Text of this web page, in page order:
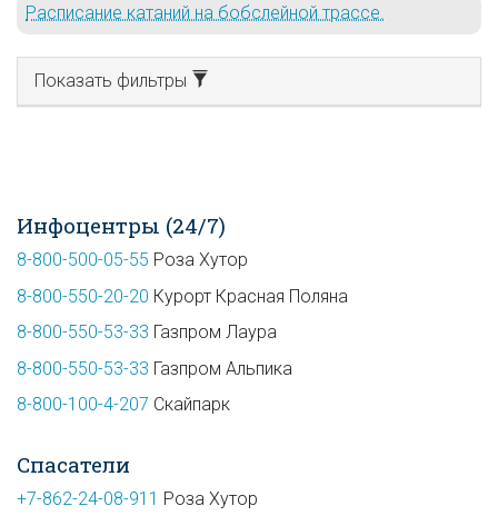
Расписание катаний на бобслейной трассе.
Показать фильтры
Инфоцентры (24/7)
8-800-500-05-55 Роза Хутор
8-800-550-20-20 Курорт Красная Поляна
8-800-550-53-33 Газпром Лаура
8-800-550-53-33 Газпром Альпика
8-800-100-4-207 Скайпарк
Спасатели
+7-862-24-08-911 Роза Хутор